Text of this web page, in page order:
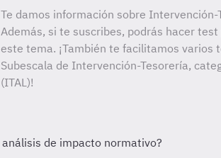
Te damos información sobre Intervención-
Además, si te suscribes, podrás hacer
este tema. ¡También te facilitamos varios
Subescala de Intervención-Tesorería,
(ITAL)!